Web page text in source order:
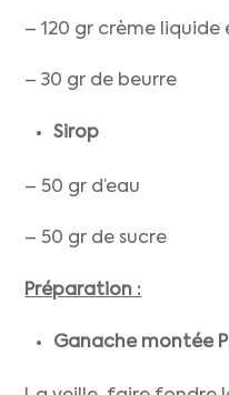
– 120 gr crème liquide
– 30 gr de beurre
Sirop
– 50 gr d’eau
– 50 gr de sucre
Préparation :
Ganache montée